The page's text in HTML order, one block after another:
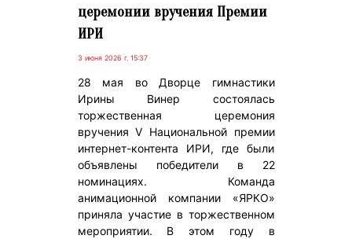
церемонии вручения Премии
ИРИ
3 июня 2026 г. 15:37
28 мая во Дворце гимнастики
Ирины Винер состоялась
торжественная церемония
вручения V Национальной премии
интернет-контента ИРИ, где были
объявлены победители в 22
номинациях. Команда
анимационной компании «ЯРКО»
приняла участие в торжественном
мероприятии. В этом году в